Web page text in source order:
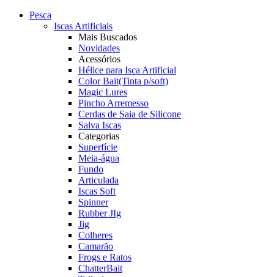
Pesca
Iscas Artificiais
Mais Buscados
Novidades
Acessórios
Hélice para Isca Artificial
Color Bait(Tinta p/soft)
Magic Lures
Pincho Arremesso
Cerdas de Saia de Silicone
Salva Iscas
Categorias
Superfície
Meia-água
Fundo
Articulada
Iscas Soft
Spinner
Rubber JIg
Jig
Colheres
Camarão
Frogs e Ratos
ChatterBait